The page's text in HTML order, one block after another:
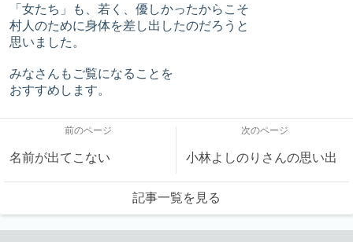
「女たち」も、若く、優しかったからこそ
村人のために身体を差し出したのだろうと
思いました。
みなさんもご覧になることを
おすすめします。
前のページ
名前が出てこない
次のページ
小林よしのりさんの思い出
記事一覧を見る